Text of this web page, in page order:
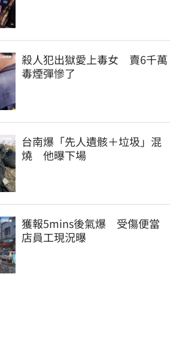
殺人犯出獄愛上毒女　賣6千萬
毒煙彈慘了
台南爆「先人遺骸＋垃圾」混
燒　他曝下場
獲報5mins後氣爆　受傷便當
店員工現況曝